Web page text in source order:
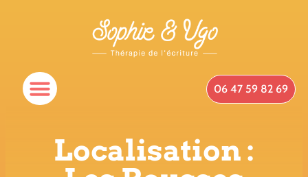
06 47 59 82 69
Localisation :